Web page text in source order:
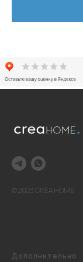
© 2023 CREA HOME
Дополнительно